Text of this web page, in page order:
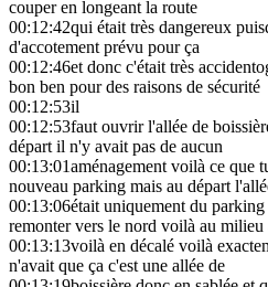
couper en longeant la route
00:12:42qui était très dangereux
d'accotement prévu pour ça
00:12:46et donc c'était très
bon ben pour des raisons de sécurité
00:12:53il
00:12:53faut ouvrir l'allée de
départ il n'y avait pas de aucun
00:13:01aménagement voilà ce que
nouveau parking mais au départ
00:13:06était uniquement du
remonter vers le nord voilà au milieu
00:13:13voilà en décalé voilà
n'avait que ça c'est une allée de